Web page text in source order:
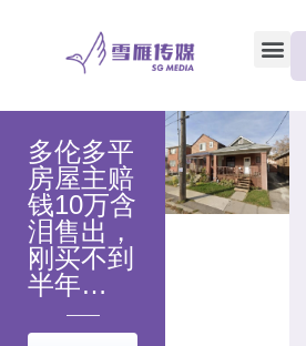
多伦多平
房屋主赔
钱10万含
泪售出，
刚买不到
半年…